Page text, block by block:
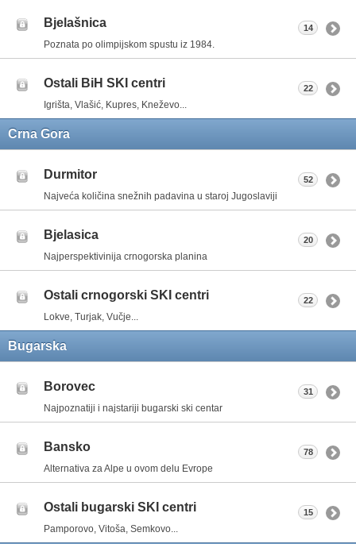
Bjelašnica
Poznata po olimpijskom spustu iz 1984.
14
Ostali BiH SKI centri
Igrišta, Vlašić, Kupres, Kneževo...
22
Crna Gora
Durmitor
Najveća količina snežnih padavina u staroj Jugoslaviji
52
Bjelasica
Najperspektivinija crnogorska planina
20
Ostali crnogorski SKI centri
Lokve, Turjak, Vučje...
22
Bugarska
Borovec
Najpoznatiji i najstariji bugarski ski centar
31
Bansko
Alternativa za Alpe u ovom delu Evrope
78
Ostali bugarski SKI centri
Pamporovo, Vitoša, Semkovo...
15